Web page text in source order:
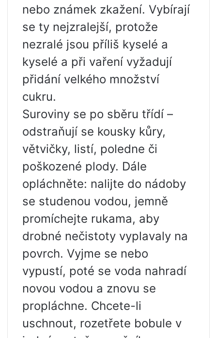
nebo známek zkažení. Vybírají
se ty nejzralejší, protože
nezralé jsou příliš kyselé a
kyselé a při vaření vyžadují
přidání velkého množství
cukru.
Suroviny se po sběru třídí –
odstraňují se kousky kůry,
větvičky, listí, poledne či
poškozené plody. Dále
opláchněte: nalijte do nádoby
se studenou vodou, jemně
promíchejte rukama, aby
drobné nečistoty vyplavaly na
povrch. Vyjme se nebo
vypustí, poté se voda nahradí
novou vodou a znovu se
propláchne. Chcete-li
uschnout, rozetřete bobule v